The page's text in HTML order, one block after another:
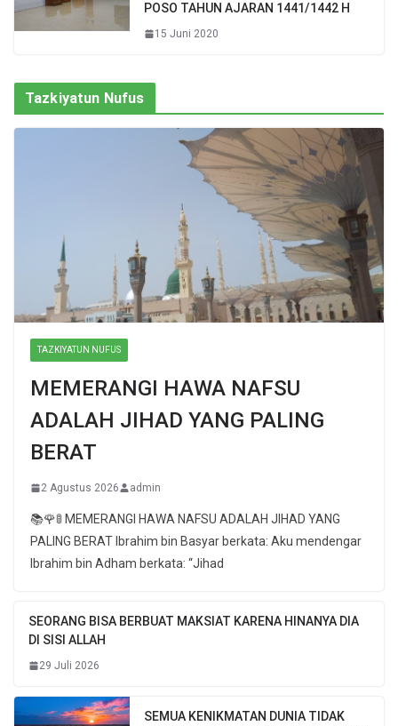
POSO TAHUN AJARAN 1441/1442 H
15 Juni 2020
Tazkiyatun Nufus
TAZKIYATUN NUFUS
MEMERANGI HAWA NAFSU
ADALAH JIHAD YANG PALING
BERAT
2 Agustus 2026 admin
📚🌹🚦 MEMERANGI HAWA NAFSU ADALAH JIHAD YANG
PALING BERAT Ibrahim bin Basyar berkata: Aku mendengar
Ibrahim bin Adham berkata: “Jihad
SEORANG BISA BERBUAT MAKSIAT KARENA HINANYA DIA
DI SISI ALLAH
29 Juli 2026
SEMUA KENIKMATAN DUNIA TIDAK